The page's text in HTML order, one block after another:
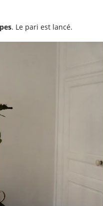
. Le pari est lancé.